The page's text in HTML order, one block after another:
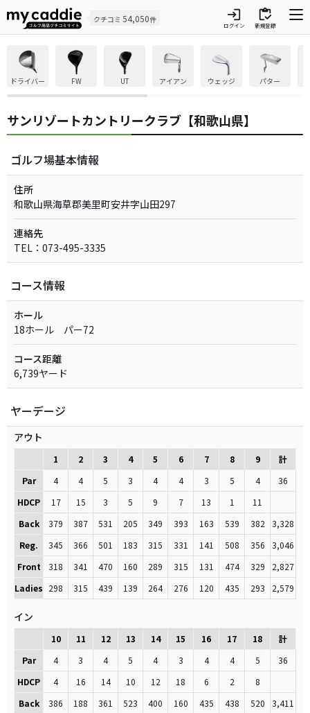
クチコミ 54,050件 login
ログイン
inventory
新規登録
ドライバー FW UT アイアン ウェッジ パター
サンリゾートカントリークラブ【和歌山県】
ゴルフ場基本情報
住所
和歌山県海草郡美里町安井字山田297
連絡先
TEL：073-495-3335
コース情報
ホール
18ホール パー72
コース距離
6,739ヤード
ヤーデージ
アウト
1 2 3 4 5 6 7 8 9
計
Par
4 4 5 3 4 4 3 5 4
36
HDCP
17 15 3 5 9 7 13 1
11
Back
379 387 531 205 349 393 163 539 382
3,328
Reg.
345 366 501 183 315 331 141 508 356
3,046
Front
318 341 470 160 289 315 131 474 329
2,827
Ladies 298 315 439 139 264 276 120 435 293 2,579
イン
10 11 12 13 14 15 16 17 18
計
Par
4 3 4 5 4 3 4 4 5
36
HDCP
4 16 14 10 12 18 6 2
8
Back
386 188 361 523 400 160 435 438 520
3,411